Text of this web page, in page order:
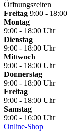
Öffnungszeiten
Freitag 9:00 -
Montag
9:00 - 18:00 Uhr
Dienstag
9:00 - 18:00 Uhr
Mittwoch
9:00 - 18:00 Uhr
Donnerstag
9:00 - 18:00 Uhr
Freitag
9:00 - 18:00 Uhr
Samstag
9:00 - 16:00 Uhr
Online-Shop